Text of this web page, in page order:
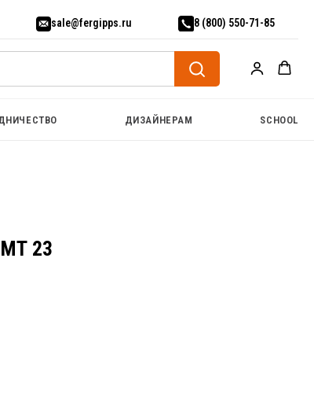
sale@fergipps.ru 8 (800) 550-71-85
ДИЗАЙНЕРАМ SCHOOL
23